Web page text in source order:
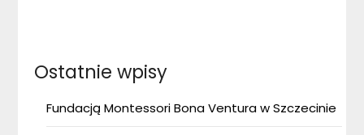
Ostatnie wpisy
Fundacją Montessori Bona Ventura w Szczecinie